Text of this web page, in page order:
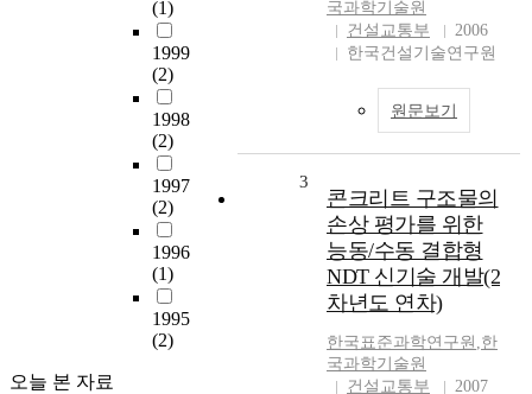
(1)
1999
(2)
1998
(2)
1997
(2)
1996
(1)
1995
(2)
오늘 본 자료
국과학기술원
건설교통부
2006
한국건설기술연구원
원문보기
3
콘크리트 구조물의
손상 평가를 위한
능동/수동 결합형
NDT 신기술 개발(2
차년도 연차)
한국표준과학연구원 ,한
국과학기술원
건설교통부
2007